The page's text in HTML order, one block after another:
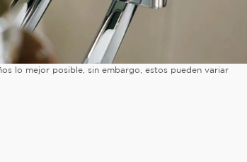
lo mejor posible, sin embargo, estos pueden variar